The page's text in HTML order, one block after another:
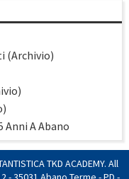
(Archivio)
Anni A Abano
23/24 (Archivio)
6 Ai 10 Anni 23/24
TKD ACADEMY. All